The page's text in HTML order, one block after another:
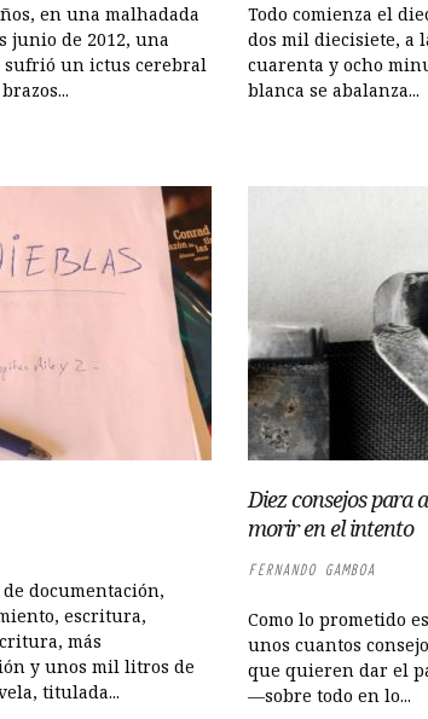
en una malhadada
junio de 2012, una
un ictus cerebral
Todo comienza el
dos mil diecisiete, a
cuarenta y ocho
blanca se abalanza...
documentación,
escritura,
más
y unos mil litros de
titulada...
Diez consejos para
morir en el intento
FERNANDO GAMBOA
Como lo prometido
unos cuantos
que quieren dar el
—sobre todo en lo...